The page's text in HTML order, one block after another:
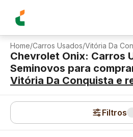
Home/Carros Usados/Vitória Da
Chevrolet Onix: Carros
Seminovos para
Vitória Da Conquista e
Filtros